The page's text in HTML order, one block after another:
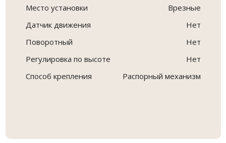
Место установки
Врезные
Датчик движения
Нет
Поворотный
Нет
Регулировка по высоте
Нет
Способ крепления
Распорный механизм